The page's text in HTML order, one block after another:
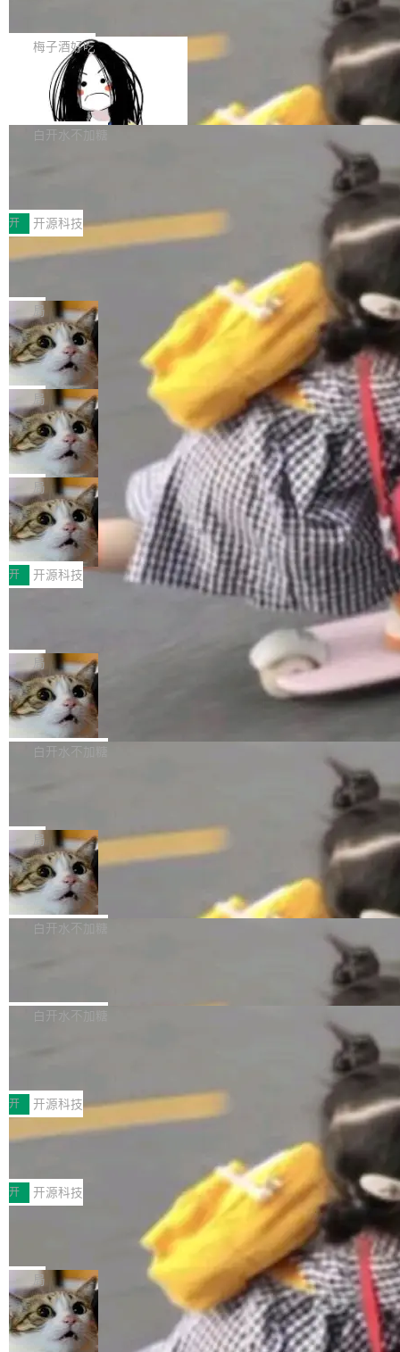
提交的编辑请求也长期处于待处理状态。 Groki
pedia 于去年底上线，定位为由人工智能生成内
容的百科平台，被马斯克视为传统众包百科网站
维基百科的替代方案。Lawfare 调查发现，无论
热门页面还是低关注度页面，均未出现近期更
是这样的：配 MessageSource 的 Bean、写 R
eloadableResourceBundleMessageSource、
声明 LocaleResolver、注册 LocaleChangeInt
erceptor…五六步之后才能看到第一行翻译文
本。 Solon 换了个方式。整个 i18n 模块围绕三
梅子酒好吃
Apache Doris 4.1 全面增强 Iceberg：
支持 UPDATE、MERGE INTO 与 Iceb
erg V3
Apache Doris 4.1 要补齐的，正是缺失的那一
半。在已有查询能力的基础上，Doris 进一步支
常维护操作，并完整支持 Iceberg V3 格式。
白开水不加糖
村国家自主创新示范区会议中心开幕。本届大会
由中关村智联软件服务业质量创新联盟主办，以
“智构可信·质创未来——AI原生时代的质量新范
式”为主题，直面AI从实验室走向规模化产业落地
的核心质量命题。会上，《2026智能研发生产力
工具选型手册》发布，Testin云测的Testin XAge
nt智能测试系统入选AI测试领域代表产品。对CI
O而言，这提示了一个转变：AI测试正在从效率
工具升级为企业的质量基础设施。 CIO面对的新
现实 过去两年，CIO们的焦虑清单上多了两项：
一是如何让大模型和智能体应用安全地从PoC走
向生产，二是如何让测试团队跟得上AI应用...
开 开源科技
让非法状态不可表示：一篇关于 ADT
有一种东西，一旦用过就回不去了。Alex Fedos
eev 管它叫"软件设计的基石"。 他说的东西不新
鲜——代数数据类型（ADT），尤其是和类型
（sum type）。但他说清楚了一件事：这不是类
型系统的学术体操，是日常编码的思维方式。 文
章从一个简单的例子切入。一个网站的深色主题
设置，如果用布尔值 + 可空字段来表示——bool
ean 表示是否可切换，nullable 的默认模式、浅
色方案、深色方案——会产生大量无意义的组
合。方案缺了、配置冲突了、全 null 了。要知道
哪些组合有效，作者说，你得靠"文档、校验、或
者部落知识"。 换个写法。Rust 的 enum，两个
变体：Switchable...
局
Cloudflare 开源内部企业 AI 平台 Clou
dflare OS
Cloudflare 发布了一个开源项目 Cloudflare O
S。如果你只看官方博客，你会觉得这是又一
个"AI 知识库 + 聊天机器人"——每个大厂都在
做，没什么新鲜的。 但 Kenton Varda 在 Twitte
r 上把事情说清楚了： 今天我们发布了 Cloudfla
re OS，一个带连接器的聊天机器人，跟其他所
有科技公司做的一样。只不过，实际上它不一
样。这是 Sandstorm.io 的重制版，我十年前的
那个创业公司。不同的是，这次它构建在 Cloudf
lare Workers 上——我花了九年时间搭建的平台
——并且深度集成了 AI。这基本上是我十年秘密
局
Deno 团队开源 Celld，可自托管的分
布式 Durable Objects
Ryan Dahl 领导的 Deno 团队推出了最新开源项
目 Celld，一个能在自己机器上运行 Cloudflare
Workers 和 Durable Objects 的守护进程。 设
计思路很直接：每个对象是一个独立的 SQLite
数据库，按名称寻址，复制到你自己的 S3 兼容
存储库里。节点之间只通过这个存储库协调——
没有控制平面，没有共识协议。每个对象自带一
个小型数据库，应用天然按分片构建，单个数据
库的竞争和爆炸半径问题在设计层面就被消除
了。 闲置的 cell 会休眠到几乎不占资源。当 cel
l 迁移或唤醒时，新宿主从 S3 恢复 SQLite 数据
库继续执行。存储库是持久化的唯一真相...
局
鲁大师7月新机性能/流畅/AI榜：vivo夺
性能、流畅双第一，三星Galaxy Z系列
新折叠缺席
2026年7月的手机市场，由于存储等硬件成本暴
增，手机厂商的日子也不好过啊，新机速度明显
放缓，因此硝烟味淡了许多。新机参数规格除开
高价的三星折叠（三星Galaxy Z Fold8 Ultra / Z
Fold8 / Z Flip8）外，其余要么是中低端机器，
例如iQOO Z11i、REDMI Note 17、REDMI No
te 17 Pro、OPPO K15，要么是vivo X300 E这
样的次旗舰。 Galaxy Z Fold8 Ultra / Z Fold8 /
Z Flip8三款折叠屏新机均在7月22日发布，且全
部搭载骁龙8 Elite Gen5 for Galaxy，它们本该
开 开源科技
Zed 编辑器团队发布了新项目——DeltaDB，一
个在 git commit 之间记录每一次编辑操作的版
本控制系统。目前处于 Early Access 阶段。 De
ltaDB 的核心思路直接写在 landing page 最显
眼的位置：「Software is made between com
mits」——软件是在 commit 之间写出来的。git
是把这段空隙补上。 回退到任何一次编辑：Delt
aDB 捕获 commit 之间的每一次操作，...
局
SpaceXAI 单季资本开支达 183 亿美元
根据风险投资人Tomer Tunguz 博客（VC 分
析）披露的最新分析与第二季度业绩报告，Spac
微软同期总资本开支的四成。 与亚马逊、Alpha
bet、微软以及 Meta 等传统科技巨头相比，Spa
ceXAI的资金消耗速度尤为引人瞩目。然而，支
撑庞大支出的资金来源却呈现出截然不同的面
貌。数据显示，微软和 Meta 主要依托充沛的经
白开水不加糖
一个在终端里运行的编程 agent；Muse Spark
1.2，驱动这个 agent 的新模型。一句话概括：
你可以用 curl -fsSL https://dev.meta.ai/install.
sh | bash 安装一个能在大项目里自动规划、写
代码、验证结果的 AI 终端工具。 据介绍，Muse
个主 agent 循环，外加一组后台 agent。这些后
局
美团开源 LoHoSearch，用知识图谱校
准 AI 能力认知
机器出题的前提，是让机器拥有全局视野。整个
构建流程可以分为四个环节：建图 → 控制难度
白开水不加糖
库，并将作为transport接入Mooncake TENT。
MPComm将作为一种传输引擎接入Mooncake T
ENT，实现零拷贝传输性能提升30%、非零拷贝
传输性能最高提升5倍。UCL-MPComm底层基
于自研UCL-Engine通信引擎，后续腾讯网平将
持续开源更多基于UCL-Engine的高性能通信组
件。 腾讯网平团队在UCL-MPComm中实现了一
个独立于业务线程的全局通信引擎（Engine），
白开水不加糖
型案例入选名单》，深信服“面向企业研发场景的
开源 AI 编程平台 CoStrict 应用”凭借卓越的技术
创新与落地成效成功入选。 全链路私有化部署，
助力企业AI研发安全落地 当前，越来越多企业已
经开始引入 AI Coding 工具，通过调用公有云模
型或企业内部部署模型提升研发效率。但随着 AI
Coding 从个人辅助工具逐步走向团队级、组织
级应用，企业在规模化落地过程中，对安全性、
可控性和代码质量提出了更高要求。 首先是数据
安全与合规要求。对于大多数普通研发场景，公
有云模型能够满足快速试用和效率提升的需求。
但对于金融、能源、医疗等对数据安全要求较...
开 开源科技
深信服AI算力网关入选工信部人工智能
前不久，工业和信息化部正式发布《2025年人工
智能应用典型案例名单》，集中展示人工智能在
各领域的应用成果，覆盖技术底座、行业赋能、
产品应用、支撑保障、专题等五大方向。深信服
AI算力网关（AI创新平台）成功入选！ 随着各行
各业的Agent走向规模化建设，算力构成形态逐
渐丰富，用户关注的重点也在发生变化：不只是
让AI用起来，还要进一步看清混合算力时代下，
Token花在哪里、算力是否被充分利用，以及持
开 开源科技
Jeff Dean 离开 Google：一个时代的结
束，一个实验室的开始
Google 员工编号 20。MapReduce 作者之一。
Bigtable 作者之一。TensorFlow 的作者之一。
Gemini 的架构师。Google 首席科学家。 Jeff D
ean 在 Google 工作了 27 年后，宣布离职。 他
不是一个人走。一同离开的还有 Sanjay Ghema
局
🔥 SolonCode v2026.8.4 发布：界面
字体可调、22 种语言、记忆搜索增强
打开终端就能上岗的全中文编码智能体，这一轮